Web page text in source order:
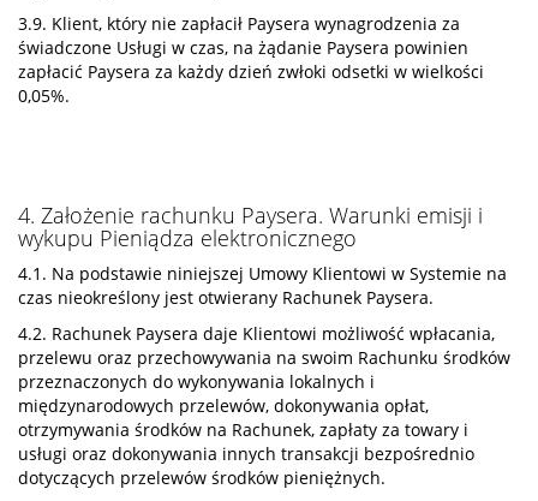
3.9. Klient, który nie zapłacił Paysera wynagrodzenia za
świadczone Usługi w czas, na żądanie Paysera powinien
zapłacić Paysera za każdy dzień zwłoki odsetki w wielkości
0,05%.
4. Założenie rachunku Paysera. Warunki emisji i
wykupu Pieniądza elektronicznego
4.1. Na podstawie niniejszej Umowy Klientowi w Systemie na
czas nieokreślony jest otwierany Rachunek Paysera.
4.2. Rachunek Paysera daje Klientowi możliwość wpłacania,
przelewu oraz przechowywania na swoim Rachunku środków
przeznaczonych do wykonywania lokalnych i
międzynarodowych przelewów, dokonywania opłat,
otrzymywania środków na Rachunek, zapłaty za towary i
usługi oraz dokonywania innych transakcji bezpośrednio
dotyczących przelewów środków pieniężnych.